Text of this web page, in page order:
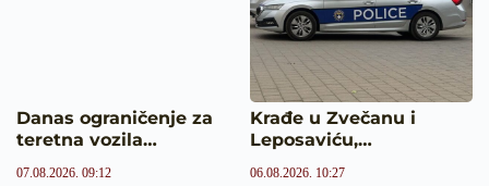
Danas ograničenje za
teretna vozila…
07.08.2026. 09:12
Krađe u Zvečanu i
Leposaviću,…
06.08.2026. 10:27